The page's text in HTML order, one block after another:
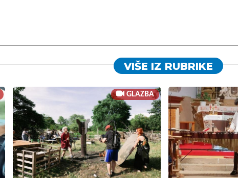
VIŠE IZ RUBRIKE
GLAZBA